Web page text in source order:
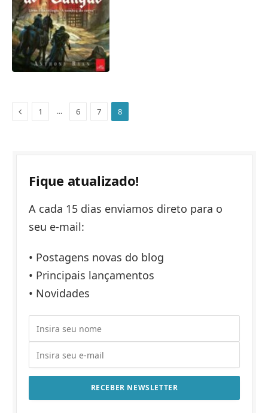
Anterior
1 … 6 7 8
Fique atualizado!
A cada 15 dias enviamos direto para o
seu e-mail:
• Postagens novas do blog
• Principais lançamentos
• Novidades